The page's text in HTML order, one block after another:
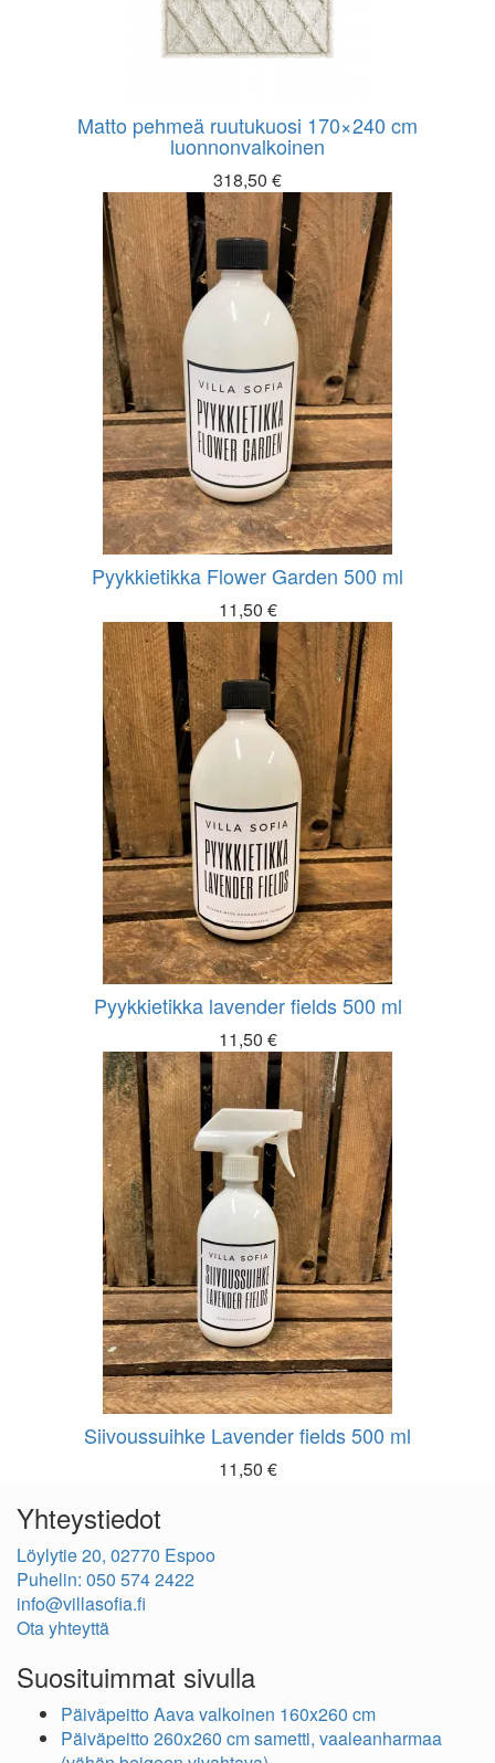
Matto pehmeä ruutukuosi 170×240 cm
luonnonvalkoinen
318,50 €
Pyykkietikka Flower Garden 500 ml
11,50 €
Pyykkietikka lavender fields 500 ml
11,50 €
Siivoussuihke Lavender fields 500 ml
11,50 €
Yhteystiedot
Löylytie 20, 02770 Espoo
Puhelin: 050 574 2422
info@villasofia.fi
Ota yhteyttä
Suosituimmat sivulla
Päiväpeitto Aava valkoinen 160x260 cm
Päiväpeitto 260x260 cm sametti, vaaleanharmaa